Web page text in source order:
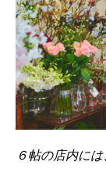
６帖の店内に